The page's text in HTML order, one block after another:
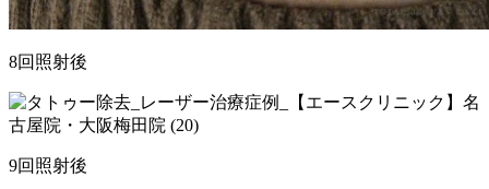
8回照射後
9回照射後